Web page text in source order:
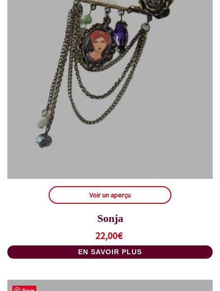
Voir un aperçu
Sonja
22,00€
EN SAVOIR PLUS